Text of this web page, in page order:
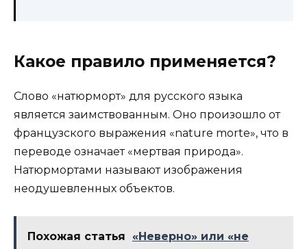
Какое правило применяется?
Слово «натюрморт» для русского языка
является заимствованным. Оно произошло от
французского выражения «nature morte», что в
переводе означает «мертвая природа».
Натюрмортами называют изображения
неодушевленных объектов.
Похожая статья
«Неверно» или «не